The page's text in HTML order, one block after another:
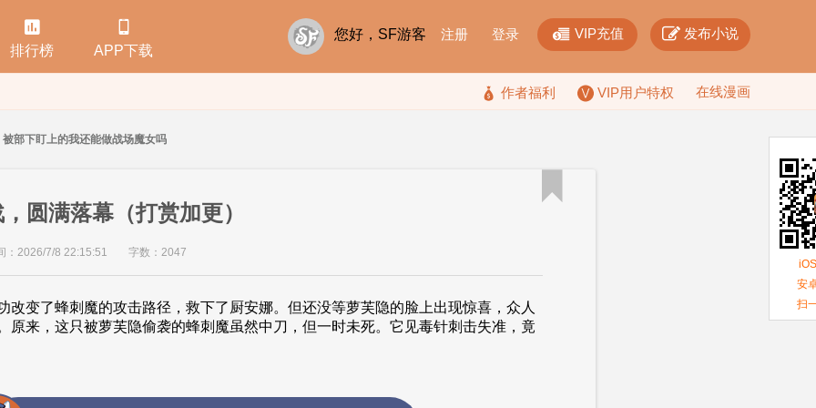

排行榜

APP下载
您好，SF游客 注册 登录  VIP充值  发布小说
 作者福利 VIP用户特权 在线漫画
被部下盯上的我还能做战场魔女吗
圆满落幕（打赏加更）
：2026/7/8 22:15:51 字数：2047
改变了蜂刺魔的攻击路径，救下了厨安娜。但还没等萝芙隐的脸上出现惊喜，众人
原来，这只被萝芙隐偷袭的蜂刺魔虽然中刀，但一时未死。它见毒针刺击失准，竟

安
扫